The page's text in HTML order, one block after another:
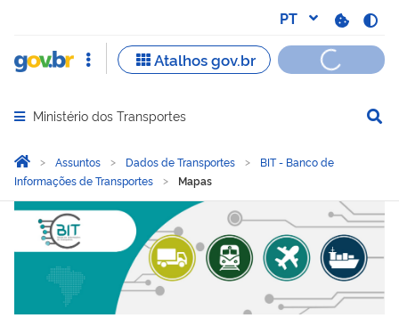
Abrir menu principal de navegação
Ministério dos Transportes
Você está aqui:
Página Inicial
Assuntos Dados de Transportes
BIT - Banco de
Informações de Transportes
Mapas
Mapas